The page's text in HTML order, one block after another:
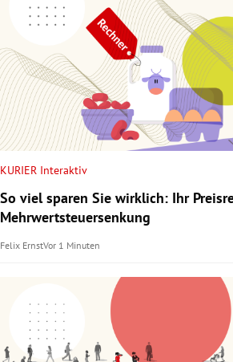
KURIER Interaktiv
So viel sparen Sie wirklich: Ihr
Mehrwertsteuersenkung
Felix ErnstVor 1 Minuten